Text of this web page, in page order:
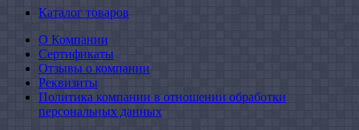
Каталог товаров
О Компании
Сертификаты
Отзывы о компании
Реквизиты
Политика компании в отношении обработки
персональных данных